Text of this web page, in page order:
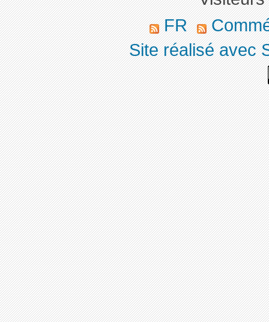
FR
Site réalisé avec